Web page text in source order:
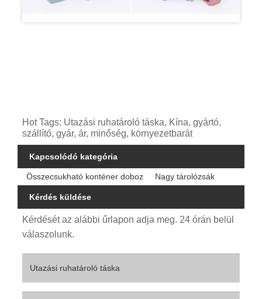
Hot Tags: Utazási ruhatároló táska, Kína, gyártó,
szállító, gyár, ár, minőség, környezetbarát
Kapcsolódó kategória
Összecsukható konténer doboz Nagy tárolózsák
Kérdés küldése
Kérdését az alábbi űrlapon adja meg. 24 órán belül
válaszolunk.